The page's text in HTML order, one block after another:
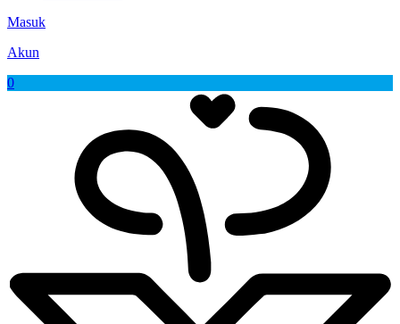
Masuk
Akun
0